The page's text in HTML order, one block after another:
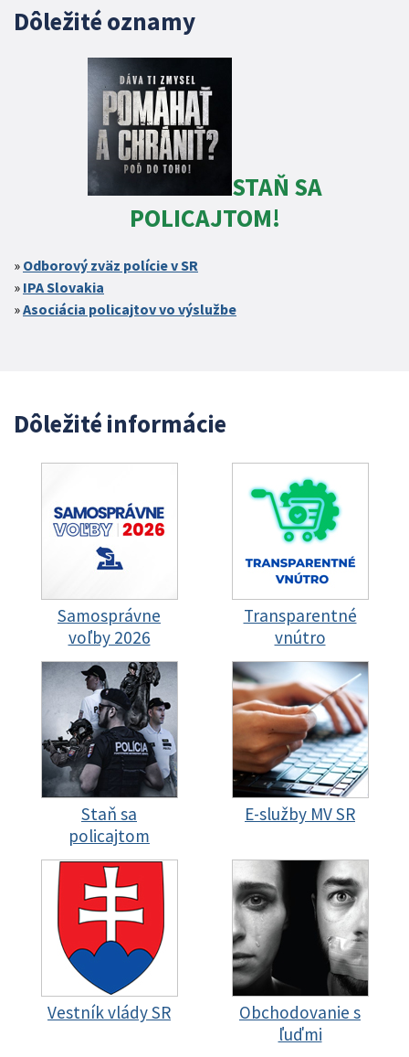
Dôležité oznamy
STAŇ SA
POLICAJTOM!
Odborový zväz polície v SR
IPA Slovakia
Asociácia policajtov vo výslužbe
Dôležité informácie
Samosprávne
voľby 2026
Transparentné
vnútro
Staň sa
policajtom
E-služby MV SR
Vestník vlády SR
Obchodovanie s
ľuďmi